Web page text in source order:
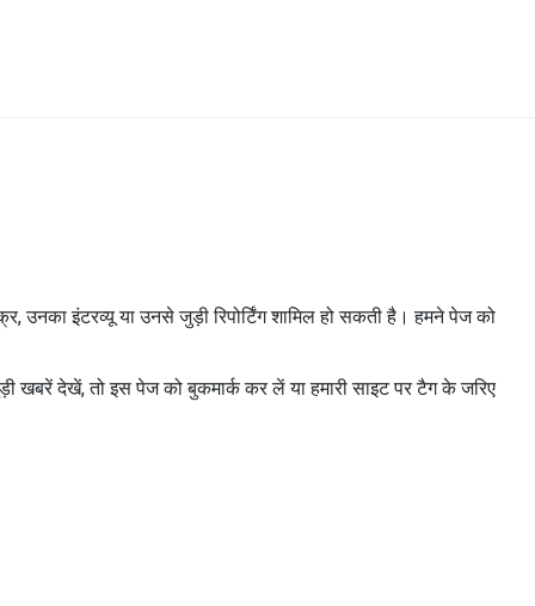
इंटरव्यू या उनसे जुड़ी रिपोर्टिंग शामिल हो सकती है। हमने पेज को
खबरें देखें, तो इस पेज को बुकमार्क कर लें या हमारी साइट पर टैग के जरिए